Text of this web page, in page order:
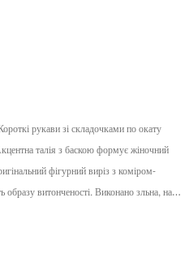
рукави зі складочками по окату
талія з баскою формує жіночний
фігурний виріз з коміром-
образу витонченості. Виконано зльна, на